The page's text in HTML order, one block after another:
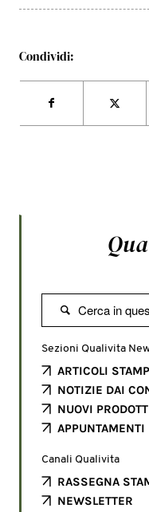
Condividi:

Sezioni Qualivita
ARTICOLI
NOTIZIE DAI
NUOVI
APPUNTAMENTI
Canali Qualivita
RASSEGNA
NEWSLETTER